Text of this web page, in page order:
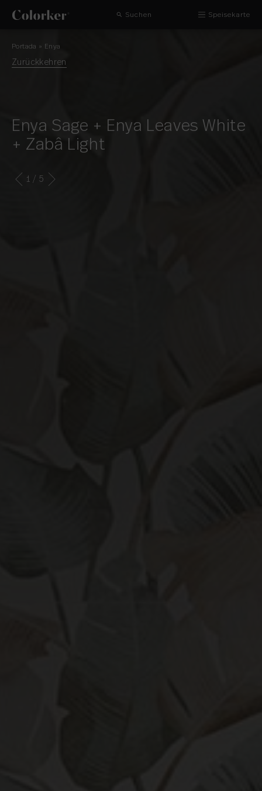
Suchen Speisekarte
Portada » Enya
Zurückkehren
Enya Sage + Enya Leaves White
+ Zabâ Light
1 / 5